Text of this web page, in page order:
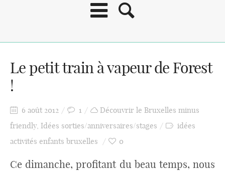
Le petit train à vapeur de Forest
!
6 août 2012 1
Découvrir le Bruxelles minus
friendly, Idées sorties/anniversaires/stages
idées
activités enfants bruxelles
0
Ce dimanche, profitant du beau temps, nous